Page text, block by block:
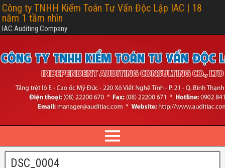
Công ty TNHH Kiểm Toán Tư Vấn Độc Lập IAC | 18
năm 1 tầm nhìn
IAC Auditing Company
DSC_0004